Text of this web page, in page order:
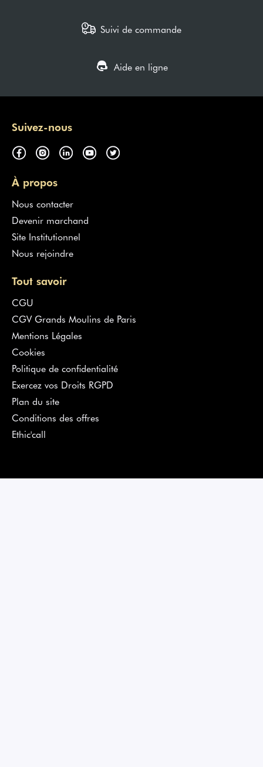
Suivi de commande
Aide en ligne
Suivez-nous
À propos
Nous contacter
Devenir marchand
Site Institutionnel
Nous rejoindre
Tout savoir
CGU
CGV Grands Moulins de Paris
Mentions Légales
Cookies
Politique de confidentialité
Exercez vos Droits RGPD
Plan du site
Conditions des offres
Ethic'call